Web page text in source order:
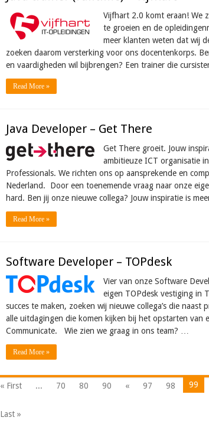
Vijfhart 2.0 komt eraan! We
te groeien en de
meer klanten weten dat wij
zoeken daarom versterking voor ons docentenkorps.
en vaardigheden wil bijbrengen? Een trainer die
Read More »
Java Developer – Get There
Get There groeit. Jouw
ambitieuze ICT organisatie
Professionals. We richten ons op aansprekende en
Nederland. Door een toenemende vraag naar onze
hard. Ben jij onze nieuwe collega? Jouw inspiratie is
Read More »
Software Developer – TOPdesk
Vier van onze Software
eigen TOPdesk vestiging in
succes te maken, zoeken wij nieuwe collega’s die
alle uitdagingen die komen kijken bij het opstarten
Communicate. Wie zien we graag in ons team? …
Read More »
« First ... 70 80 90 « 97 98 99
Last »